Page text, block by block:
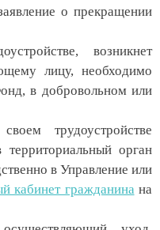
о прекращении
возникнет
лицу, необходимо
в добровольном или
трудоустройстве
орган
в Управление или
кабинет гражданина на